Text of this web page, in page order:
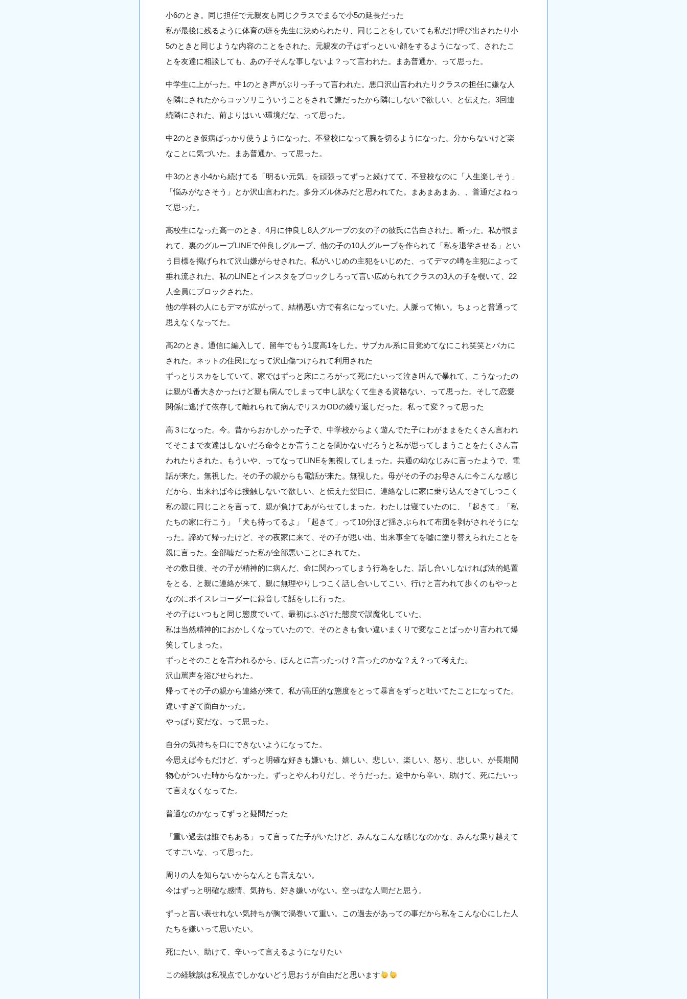
小6のとき。同じ担任で元親友も同じクラスでまるで小5の延長だった
私が最後に残るように体育の班を先生に決められたり、同じことをしていても私だけ呼び出されたり小
5のときと同じような内容のことをされた。元親友の子はずっといい顔をするようになって、されたこ
とを友達に相談しても、あの子そんな事しないよ？って言われた。まあ普通か、って思った。
中学生に上がった。中1のとき声がぶりっ子って言われた。悪口沢山言われたりクラスの担任に嫌な人
を隣にされたからコッソリこういうことをされて嫌だったから隣にしないで欲しい、と伝えた。3回連
続隣にされた。前よりはいい環境だな、って思った。
中2のとき仮病ばっかり使うようになった。不登校になって腕を切るようになった。分からないけど楽
なことに気づいた。まあ普通か。って思った。
中3のとき小4から続けてる「明るい元気」を頑張ってずっと続けてて、不登校なのに「人生楽しそう」
「悩みがなさそう」とか沢山言われた。多分ズル休みだと思われてた。まあまあまあ、、普通だよねっ
て思った。
高校生になった高一のとき、4月に仲良し8人グループの女の子の彼氏に告白された。断った。私が恨ま
れて、裏のグループLINEで仲良しグループ、他の子の10人グループを作られて「私を退学させる」とい
う目標を掲げられて沢山嫌がらせされた。私がいじめの主犯をいじめた、ってデマの噂を主犯によって
垂れ流された。私のLINEとインスタをブロックしろって言い広められてクラスの3人の子を覗いて、22
人全員にブロックされた。
他の学科の人にもデマが広がって、結構悪い方で有名になっていた。人脈って怖い。ちょっと普通って
思えなくなってた。
高2のとき。通信に編入して、留年でもう1度高1をした。サブカル系に目覚めてなにこれ笑笑とバカに
された。ネットの住民になって沢山傷つけられて利用された
ずっとリスカをしていて、家ではずっと床にころがって死にたいって泣き叫んで暴れて、こうなったの
は親が1番大きかったけど親も病んでしまって申し訳なくて生きる資格ない、って思った。そして恋愛
関係に逃げて依存して離れられて病んでリスカODの繰り返しだった。私って変？って思った
高３になった。今。昔からおかしかった子で、中学校からよく遊んでた子にわがままをたくさん言われ
てそこまで友達はしないだろ命令とか言うことを聞かないだろうと私が思ってしまうことをたくさん言
われたりされた。もういや、ってなってLINEを無視してしまった。共通の幼なじみに言ったようで、電
話が来た。無視した。その子の親からも電話が来た。無視した。母がその子のお母さんに今こんな感じ
だから、出来れば今は接触しないで欲しい、と伝えた翌日に、連絡なしに家に乗り込んできてしつこく
私の親に同じことを言って、親が負けてあがらせてしまった。わたしは寝ていたのに、「起きて」「私
たちの家に行こう」「犬も待ってるよ」「起きて」って10分ほど揺さぶられて布団を剥がされそうにな
った。諦めて帰ったけど、その夜家に来て、その子が思い出、出来事全てを嘘に塗り替えられたことを
親に言った。全部嘘だった私が全部悪いことにされてた。
その数日後、その子が精神的に病んだ、命に関わってしまう行為をした、話し合いしなければ法的処置
をとる、と親に連絡が来て、親に無理やりしつこく話し合いしてこい、行けと言われて歩くのもやっと
なのにボイスレコーダーに録音して話をしに行った。
その子はいつもと同じ態度でいて、最初はふざけた態度で誤魔化していた。
私は当然精神的におかしくなっていたので、そのときも食い違いまくりで変なことばっかり言われて爆
笑してしまった。
ずっとそのことを言われるから、ほんとに言ったっけ？言ったのかな？え？って考えた。
沢山罵声を浴びせられた。
帰ってその子の親から連絡が来て、私が高圧的な態度をとって暴言をずっと吐いてたことになってた。
違いすぎて面白かった。
やっぱり変だな。って思った。
自分の気持ちを口にできないようになってた。
今思えば今もだけど、ずっと明確な好きも嫌いも、嬉しい、悲しい、楽しい、怒り、悲しい、が長期間
物心がついた時からなかった。ずっとやんわりだし、そうだった。途中から辛い、助けて、死にたいっ
て言えなくなってた。
普通なのかなってずっと疑問だった
「重い過去は誰でもある」って言ってた子がいたけど、みんなこんな感じなのかな、みんな乗り越えて
てすごいな、って思った。
周りの人を知らないからなんとも言えない。
今はずっと明確な感情、気持ち、好き嫌いがない。空っぽな人間だと思う。
ずっと言い表せれない気持ちが胸で渦巻いて重い。この過去があっての事だから私をこんな心にした人
たちを嫌いって思いたい。
死にたい、助けて、辛いって言えるようになりたい
この経験談は私視点でしかないどう思おうが自由だと思います